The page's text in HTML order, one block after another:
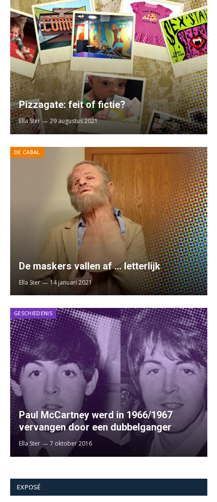
Pizzagate: feit of fictie?
Ella Ster 29 augustus 2021
DE CABAL
De maskers vallen af … letterlijk
Ella Ster 14 januari 2021
GESCHIEDENIS
Paul McCartney werd in 1966/1967
vervangen door een dubbelganger
Ella Ster 7 oktober 2016
EXPOSÉ